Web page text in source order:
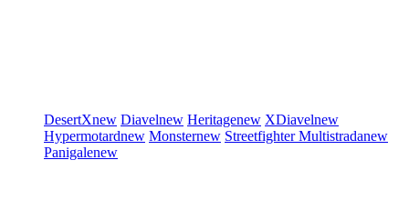
DesertXnew Diavelnew Heritagenew XDiavelnew
Hypermotardnew Monsternew StreetfighterMultistradanew
Panigalenew